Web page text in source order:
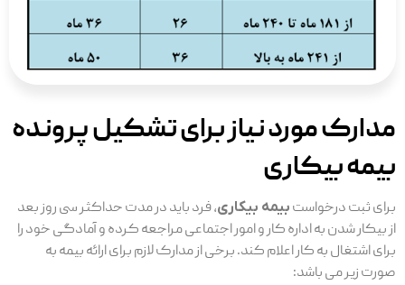
مدارک مورد نیاز برای تشکیل پرونده
بیمه بیکاری
برای ثبت درخواست بیمه بیکاری، فرد باید در مدت حداکثر سی روز بعد
از بیکار شدن به اداره کار و امور اجتماعی مراجعه کرده و آمادگی خود را
برای اشتغال به کار اعلام کند. برخی از مدارک لازم برای ارائه بیمه به
صورت زیر می باشد: